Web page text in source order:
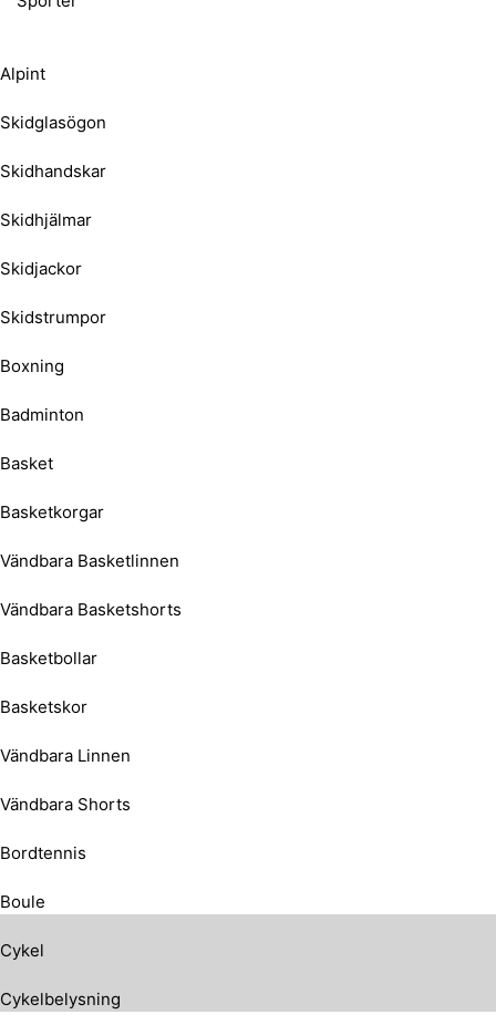
Alpint
Skidglasögon
Skidhandskar
Skidhjälmar
Skidjackor
Skidstrumpor
Boxning
Badminton
Basket
Basketkorgar
Vändbara Basketlinnen
Vändbara Basketshorts
Basketbollar
Basketskor
Vändbara Linnen
Vändbara Shorts
Bordtennis
Boule
Cykel
Cykelbelysning